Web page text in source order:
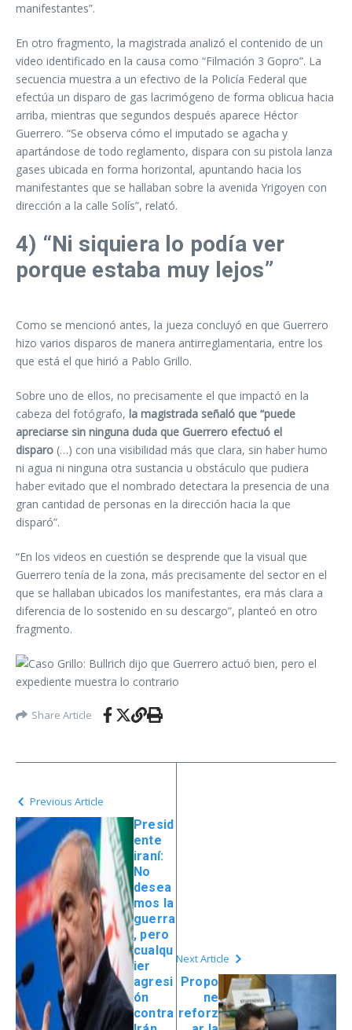
manifestantes”.
En otro fragmento, la magistrada analizó el contenido de un
video identificado en la causa como “Filmación 3 Gopro”. La
secuencia muestra a un efectivo de la Policía Federal que
efectúa un disparo de gas lacrimógeno de forma oblicua hacia
arriba, mientras que segundos después aparece Héctor
Guerrero. “Se observa cómo el imputado se agacha y
apartándose de todo reglamento, dispara con su pistola lanza
gases ubicada en forma horizontal, apuntando hacia los
manifestantes que se hallaban sobre la avenida Yrigoyen con
dirección a la calle Solís”, relató.
4) “Ni siquiera lo podía ver
porque estaba muy lejos”
Como se mencionó antes, la jueza concluyó en que Guerrero
hizo varios disparos de manera antirreglamentaria, entre los
que está el que hirió a Pablo Grillo.
Sobre uno de ellos, no precisamente el que impactó en la
cabeza del fotógrafo, la magistrada señaló que “puede
apreciarse sin ninguna duda que Guerrero efectuó el
disparo (…) con una visibilidad más que clara, sin haber humo
ni agua ni ninguna otra sustancia u obstáculo que pudiera
haber evitado que el nombrado detectara la presencia de una
gran cantidad de personas en la dirección hacia la que
disparó”.
“En los videos en cuestión se desprende que la visual que
Guerrero tenía de la zona, más precisamente del sector en el
que se hallaban ubicados los manifestantes, era más clara a
diferencia de lo sostenido en su descargo”, planteó en otro
fragmento.
Share Article
Previous Article
Presid
ente
iraní:
No
desea
mos la
guerra
, pero
cualqu
ier
agresi
ón
contra
Next Article
Propo
ne
reforz